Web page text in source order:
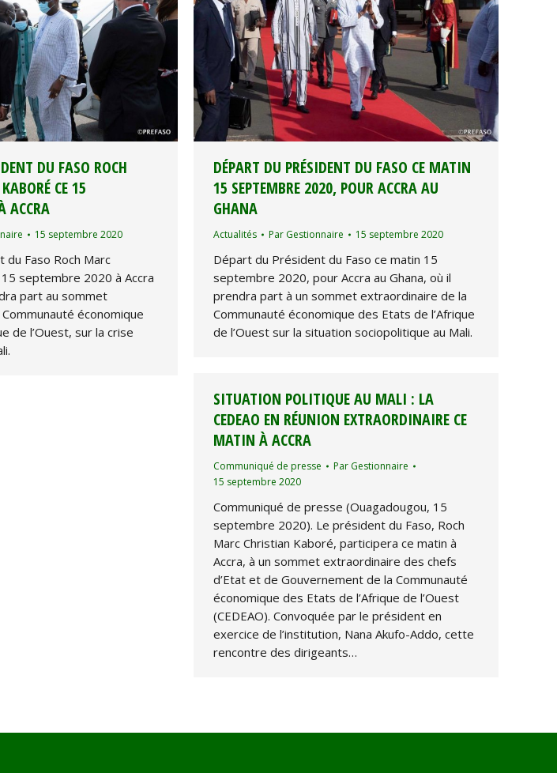
DU FASO ROCH
CE 15
ACCRA
15 septembre 2020
Faso Roch Marc
septembre 2020 à Accra
part au sommet
économique
de l’Ouest, sur la crise
DÉPART DU PRÉSIDENT DU FASO CE MATIN
15 SEPTEMBRE 2020, POUR ACCRA AU
GHANA
Actualités Par Gestionnaire 15 septembre 2020
Départ du Président du Faso ce matin 15
septembre 2020, pour Accra au Ghana, où il
prendra part à un sommet extraordinaire de la
Communauté économique des Etats de l’Afrique
de l’Ouest sur la situation sociopolitique au Mali.
SITUATION POLITIQUE AU MALI : LA
CEDEAO EN RÉUNION EXTRAORDINAIRE CE
MATIN À ACCRA
Communiqué de presse Par Gestionnaire
15 septembre 2020
Communiqué de presse (Ouagadougou, 15
septembre 2020). Le président du Faso, Roch
Marc Christian Kaboré, participera ce matin à
Accra, à un sommet extraordinaire des chefs
d’Etat et de Gouvernement de la Communauté
économique des Etats de l’Afrique de l’Ouest
(CEDEAO). Convoquée par le président en
exercice de l’institution, Nana Akufo-Addo, cette
rencontre des dirigeants…